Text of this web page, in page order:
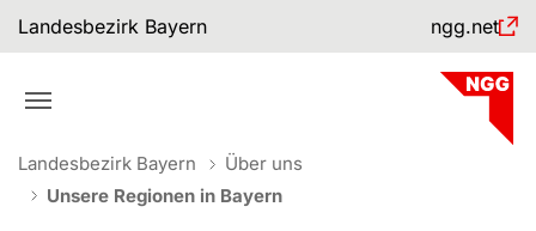
Skip to main navigation
Skip to main content
Skip to page footer
Landesbezirk Bayern ngg.net
You are here:
Landesbezirk Bayern
Über uns
Unsere Regionen in Bayern